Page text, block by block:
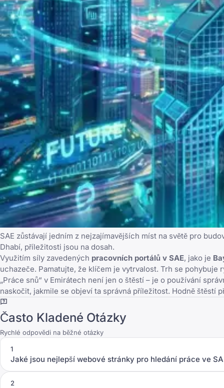
SAE zůstávají jedním z nejzajímavějších míst na světě pro
Dhabí, příležitosti jsou na dosah.
Využitím síly zavedených pracovních portálů v SAE, jako je
uchazeče. Pamatujte, že klíčem je vytrvalost. Trh se
„Práce snů“ v Emirátech není jen o štěstí – je o používání
naskočit, jakmile se objeví ta správná příležitost. Hodně štěstí
Často Kladené Otázky
Rychlé odpovědi na běžné otázky
1
Jaké jsou nejlepší webové stránky pro hledání práce ve
2